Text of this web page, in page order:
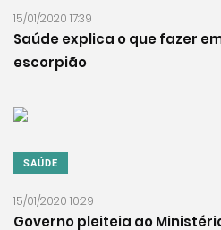
15/01/2020 17:39
Saúde explica o que fazer
escorpião
SAÚDE
15/01/2020 10:29
Governo pleiteia ao